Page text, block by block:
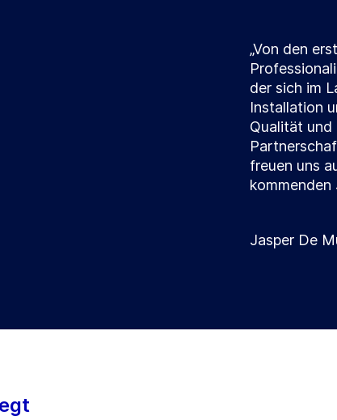
„Von den
der sich im
Installation
Qualität und
freuen uns
kommenden
Jasper De